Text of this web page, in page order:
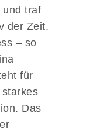
und traf
der Zeit.
– so
für
Das